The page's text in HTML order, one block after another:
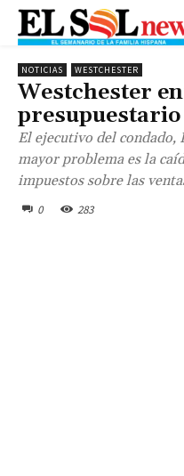
NOTICIAS WESTCHESTER
Westchester
El ejecutivo del condado,
mayor problema es la
impuestos sobre las
0 283